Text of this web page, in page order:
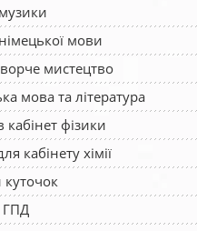
мови
мистецтво
мова та література
кабінет фізики
кабінету хімії
ГПД